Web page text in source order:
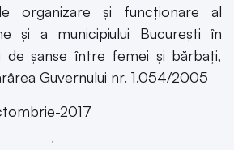
organizare și funcționare al
și a municipiului București în
de șanse între femei și bărbați,
Guvernului nr. 1.054/2005
2017